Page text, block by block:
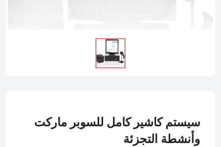
سيستم كاشير كامل للسوبر ماركت
وأنشطة التجزئة